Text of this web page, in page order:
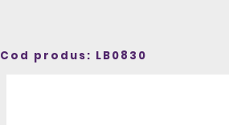
Cod produs: LB0830